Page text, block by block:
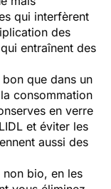
qui interfèrent
des
entraînent des
que dans un
consommation
en verre
et éviter les
aussi des
bio, en les